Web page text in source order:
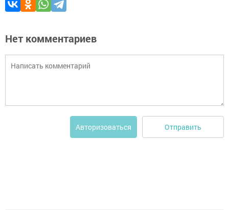
Нет комментариев
Авторизоваться Отправить